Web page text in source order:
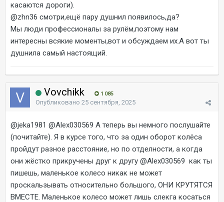
касаются дороги).
@zhn36 смотри,ещё пару душнил появилось,да?
Мы люди профессионалы за рулём,поэтому нам
интересны всякие моменты,вот и обсуждаем их.А вот ты
душнила самый настоящий.
Vovchikk 1 085
Опубликовано 25 сентября, 2025
@jeka1981 @Alex030569 А теперь вы немного послушайте
(почитайте). Я в курсе того, что за один оборот колёса
пройдут разное расстояние, но по отделности, а когда
они жёстко прикручены друг к другу @Alex030569 как ты
пишешь, маленькое колесо никак не может
проскальзывать относительно большого, ОНИ КРУТЯТСЯ
ВМЕСТЕ. Маленькое колесо может лишь слекга косаться